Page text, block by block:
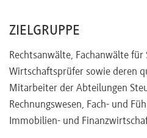
ZIELGRUPPE
Rechtsanwälte, Fachanwälte
Wirtschaftsprüfer sowie deren
Mitarbeiter der Abteilungen
Rechnungswesen, Fach- und
Immobilien- und